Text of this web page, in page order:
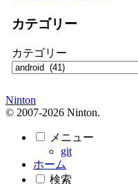
カテゴリー
カテゴリー
Ninton
© 2007-2026 Ninton.
メニュー
git
ホーム
検索